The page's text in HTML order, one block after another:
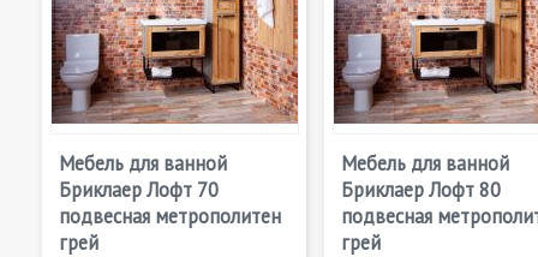
Мебель для ванной
Бриклаер Лофт 70
подвесная метрополитен
грей
Мебель для ванной
Бриклаер Лофт 80
подвесная
грей